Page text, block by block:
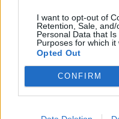
I want to opt-out of
Retention, Sale,
Personal Data that
Purposes for which it
Opted Out
CONFIRM
Europarlamente
teismais
Žinios | Lietuvos diena